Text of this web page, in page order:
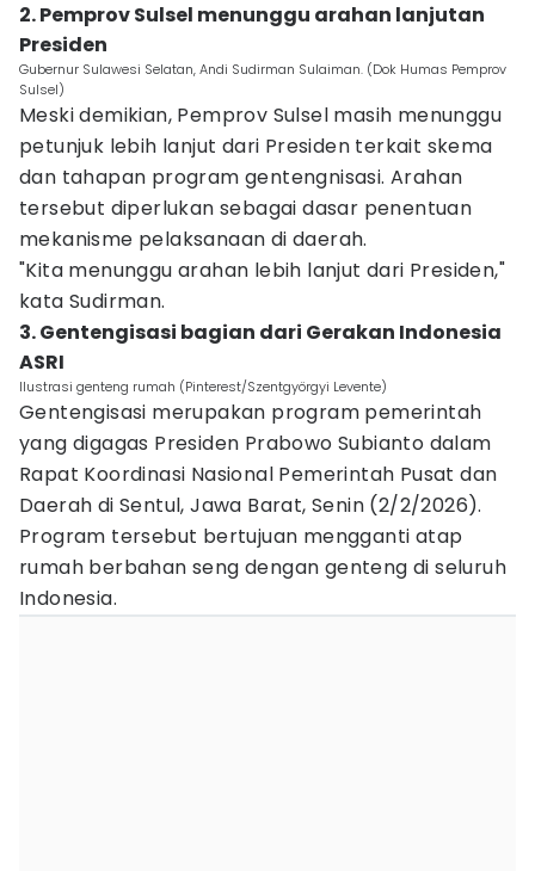
2. Pemprov Sulsel menunggu arahan lanjutan
Presiden
Gubernur Sulawesi Selatan, Andi Sudirman Sulaiman. (Dok Humas Pemprov
Sulsel)
Meski demikian, Pemprov Sulsel masih menunggu
petunjuk lebih lanjut dari Presiden terkait skema
dan tahapan program gentengnisasi. Arahan
tersebut diperlukan sebagai dasar penentuan
mekanisme pelaksanaan di daerah.
"Kita menunggu arahan lebih lanjut dari Presiden,"
kata Sudirman.
3. Gentengisasi bagian dari Gerakan Indonesia
ASRI
Ilustrasi genteng rumah (Pinterest/Szentgyörgyi Levente)
Gentengisasi merupakan program pemerintah
yang digagas Presiden Prabowo Subianto dalam
Rapat Koordinasi Nasional Pemerintah Pusat dan
Daerah di Sentul, Jawa Barat, Senin (2/2/2026).
Program tersebut bertujuan mengganti atap
rumah berbahan seng dengan genteng di seluruh
Indonesia.